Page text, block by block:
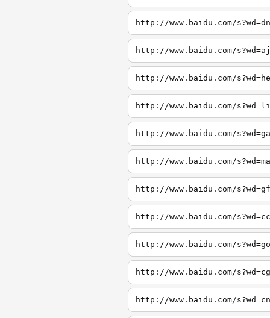
http://www.baidu.com/s?wd=dn
http://www.baidu.com/s?wd=aj
http://www.baidu.com/
http://www.baidu.com/
http://www.baidu.com/
http://www.baidu.com/
http://www.baidu.com/
http://www.baidu.com/
http://www.baidu.com/
http://www.baidu.com/
http://www.baidu.com/